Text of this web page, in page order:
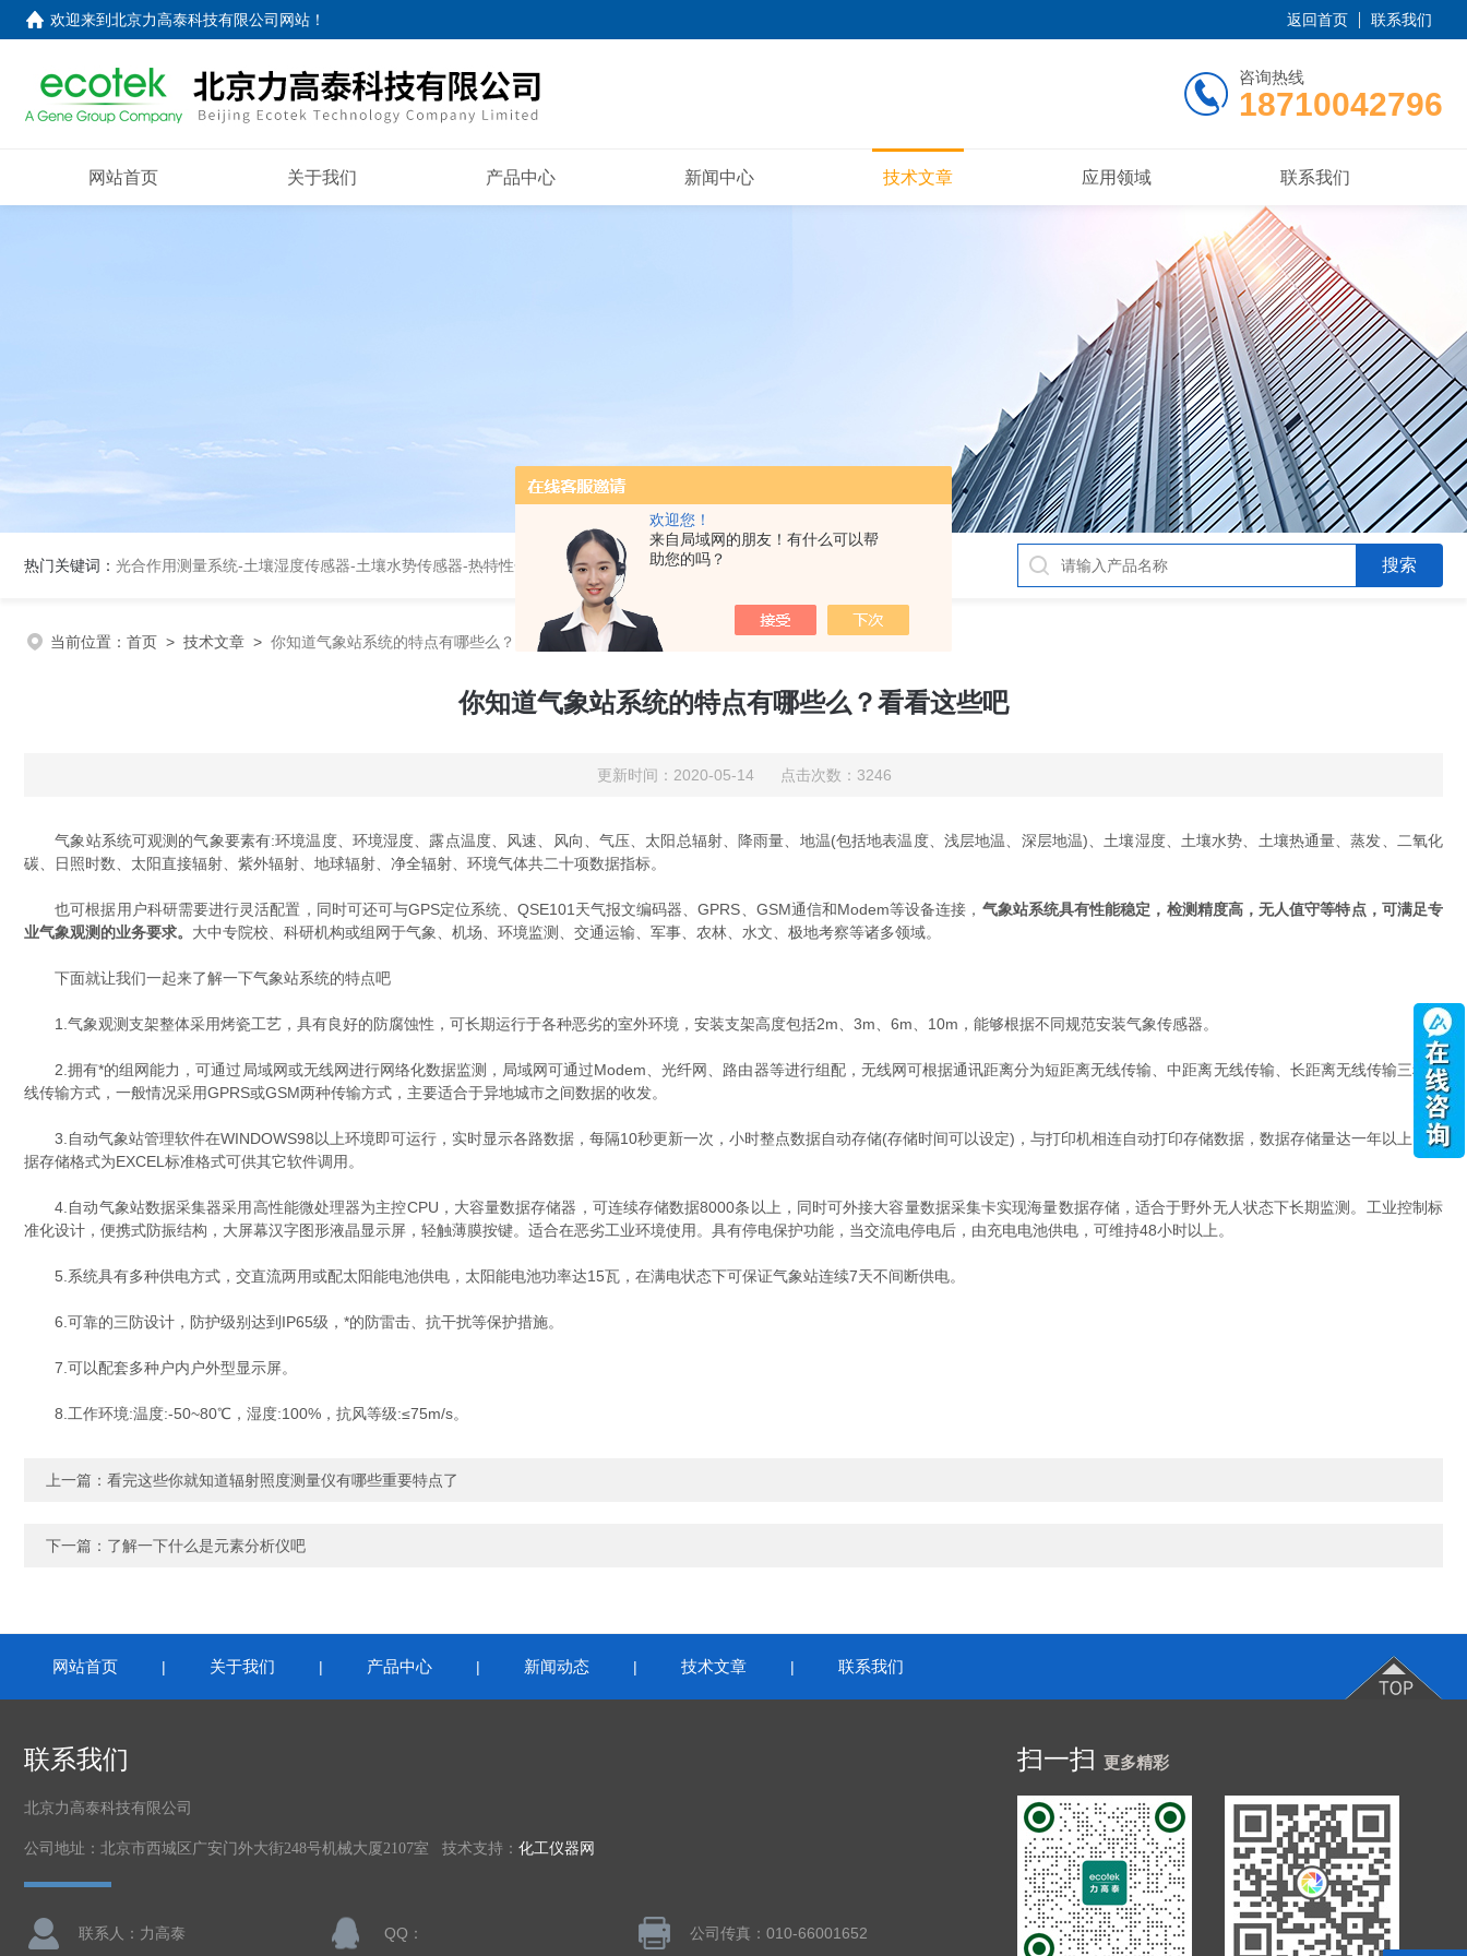
欢迎您！
来自局域网的朋友！有什么可以帮
助您的吗？
欢迎来到北京力高泰科技有限公司网站 ！ 返回首页 联系我们
咨询热线
18710042796
网站首页 关于我们 产品中心 新闻中心 技术文章 应用领域 联系我们
热门关键词： 光合作用测量系统-土壤湿度传感器-土壤水势传感器-热特性分析 开路式气体分析仪
当前位置： 首页 > 技术文章 > 你知道气象站系统的特点有哪些么？看看这些吧
你知道气象站系统的特点有哪些么？看看这些吧
更新时间：2020-05-14 点击次数：3246
气象站系统可观测的气象要素有:环境温度、环境湿度、露点温度、风速、风向、气压、太阳总辐射、降雨量、地温(包括地表温度、浅层地温、深层地温)、土壤湿度、土壤水势、土壤热通量、蒸发、二氧化
碳、日照时数、太阳直接辐射、紫外辐射、地球辐射、净全辐射、环境气体共二十项数据指标。
也可根据用户科研需要进行灵活配置，同时可还可与GPS定位系统、QSE101天气报文编码器、GPRS、GSM通信和Modem等设备连接， 气象站系统具有性能稳定，检测精度高，无人值守等特点，可满足专
业气象观测的业务要求。 大中专院校、科研机构或组网于气象、机场、环境监测、交通运输、军事、农林、水文、极地考察等诸多领域。
下面就让我们一起来了解一下气象站系统的特点吧
1.气象观测支架整体采用烤瓷工艺，具有良好的防腐蚀性，可长期运行于各种恶劣的室外环境，安装支架高度包括2m、3m、6m、10m，能够根据不同规范安装气象传感器。
2.拥有*的组网能力，可通过局域网或无线网进行网络化数据监测，局域网可通过Modem、光纤网、路由器等进行组配，无线网可根据通讯距离分为短距离无线传输、中距离无线传输、长距离无线传输三种无
线传输方式，一般情况采用GPRS或GSM两种传输方式，主要适合于异地城市之间数据的收发。
3.自动气象站管理软件在WINDOWS98以上环境即可运行，实时显示各路数据，每隔10秒更新一次，小时整点数据自动存储(存储时间可以设定)，与打印机相连自动打印存储数据，数据存储量达一年以上，数
据存储格式为EXCEL标准格式可供其它软件调用。
4.自动气象站数据采集器采用高性能微处理器为主控CPU，大容量数据存储器，可连续存储数据8000条以上，同时可外接大容量数据采集卡实现海量数据存储，适合于野外无人状态下长期监测。工业控制标
准化设计，便携式防振结构，大屏幕汉字图形液晶显示屏，轻触薄膜按键。适合在恶劣工业环境使用。具有停电保护功能，当交流电停电后，由充电电池供电，可维持48小时以上。
5.系统具有多种供电方式，交直流两用或配太阳能电池供电，太阳能电池功率达15瓦，在满电状态下可保证气象站连续7天不间断供电。
6.可靠的三防设计，防护级别达到IP65级，*的防雷击、抗干扰等保护措施。
7.可以配套多种户内户外型显示屏。
8.工作环境:温度:-50~80℃，湿度:100%，抗风等级:≤75m/s。
上一篇： 看完这些你就知道辐射照度测量仪有哪些重要特点了
下一篇： 了解一下什么是元素分析仪吧
网站首页 | 关于我们 | 产品中心 | 新闻动态 | 技术文章 | 联系我们
联系我们
北京力高泰科技有限公司
公司地址：北京市西城区广安门外大街248号机械大厦2107室 技术支持： 化工仪器网
联系人：力高泰 QQ： 公司传真：010-66001652
扫一扫 更多精彩